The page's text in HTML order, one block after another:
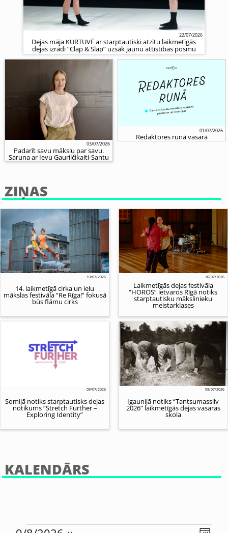
22/07/2026
Dejas māja KURTUVĒ ar starptautiski atzītu laikmetīgās
dejas izrādi “Clap & Slap” uzsāk jaunu attīstības posmu
03/07/2026
Padarīt savu mākslu par savu.
Saruna ar Ievu Gaurilčikaiti-Santu
01/07/2026
Redaktores runā vasarā
ZIŅAS
10/07/2026
14. laikmetīgā cirka un ielu
mākslas festivāla “Re Rīga!” fokusā
būs flāmu cirks
10/07/2026
Laikmetīgās dejas festivāla
“HOROS” ietvaros Rīgā notiks
starptautisku mākslinieku
meistarklases
09/07/2026
Somijā notiks starptautisks dejas
notikums “Stretch Further –
Exploring Identity”
08/07/2026
Igaunijā notiks “Tantsumassiiv
2026” laikmetīgās dejas vasaras
skola
KALENDĀRS